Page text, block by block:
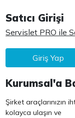
Satıcı Girişi
Servislet PRO ile
Giriş Yap
Kurumsal'a
Şirket araçlarınızın
kolayca ulaşın ve